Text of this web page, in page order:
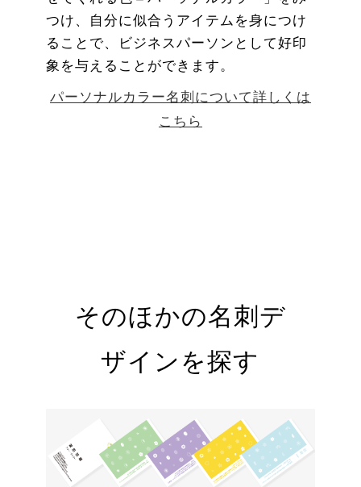
つけ、自分に似合うアイテムを身につけ
ることで、ビジネスパーソンとして好印
象を与えることができます。
パーソナルカラー名刺について詳しくは
こちら
そのほかの名刺デ
ザインを探す